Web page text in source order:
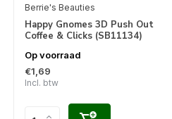
Berrie's Beauties
Happy Gnomes 3D Push Out
Coffee & Clicks (SB11134)
Op voorraad
€1,69
Incl. btw